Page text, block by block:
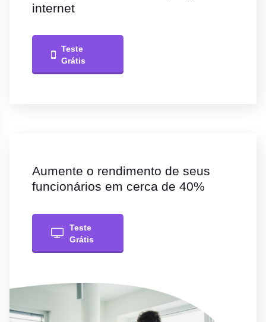
internet
Teste
Grátis
Aumente o rendimento de seus
funcionários em cerca de 40%
Teste
Grátis